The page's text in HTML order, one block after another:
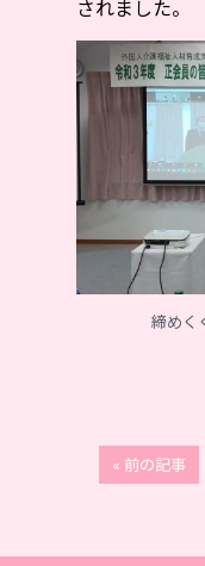
されました。
締めく
« 前の記事